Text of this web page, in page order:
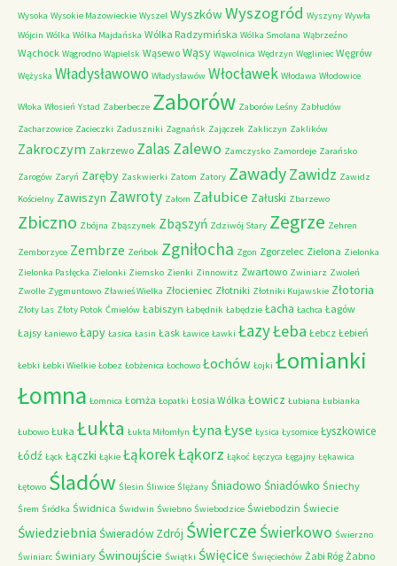
Wysoka Wysokie Mazowieckie Wyszel WyszkówWyszogród Wyszyny Wywła
Wójcin Wólka Wólka Majdańska Wólka Radzymińska Wólka Smolana Wąbrzeźno
Wąchock Wągrodno Wąpielsk Wąsewo Wąsy Wąwolnica Wędrzyn Węgliniec Węgrów
Wężyska Władysławowo Władysławów Włocławek Włodawa Włodowice
Włoka Włosień Ystad Zaberbecze Zaborów Zaborów Leśny Zabłudów
Zacharzowice Zacieczki Zaduszniki Zagnańsk Zajączek Zakliczyn Zaklików
Zakroczym Zakrzewo ZalasZalewo Zamczysko Zamordeje Zarańsko
Zarogów Zaryń Zaręby Zaskwierki Zatom Zatory ZawadyZawidz Zawidz
Kościelny Zawiszyn Zawroty Załom Załubice Załuski Zbarzewo
Zbiczno Zbójna Zbąszynek Zbąszyń Zdziwój Stary Zegrze Zehren
Zemborzyce Zembrze Zeńbok Zgniłocha Zgon Zgorzelec Zielona Zielonka
Zielonka Pasłęcka Zielonki Ziemsko Zienki Zinnowitz Zwartowo Zwiniarz Zwoleń
Zwolle Zygmuntowo Zławieś Wielka Złocieniec Złotniki Złotniki Kujawskie Złotoria
Złoty Las Złoty Potok Ćmielów Łabiszyn Łabędnik Łabędzie Łacha Łachca Łagów
Łajsy Łaniewo Łapy Łasica Łasin Łask Ławice Ławki ŁazyŁeba Łebcz Łebień
Łebki Łebki Wielkie Łobez Łobżenica Łochowo Łochów Łojki Łomianki
Łomna Łomnica Łomża Łopatki Łosia Wólka Łowicz Łubiana Łubianka
Łubowo Łuka Łukta Łukta Miłomłyn ŁynaŁyse Łysica Łysomice Łyszkowice
Łódź Łąck Łączki Łąkie ŁąkorekŁąkorz Łąkoć Łęczyca Łęgajny Łękawica
Łętowo Śladów Ślesin Śliwice Ślężany Śniadowo Śniadówko Śniechy
Śrem Śródka Świdnica Świdwin Świebno Świebodzice Świebodzin Świecie
Świedziebnia Świeradów Zdrój Świercze Świerkowo Świerzno
Świniarc Świniary Świnoujście Świątki Święcice Święciechów Żabi Róg Żabno